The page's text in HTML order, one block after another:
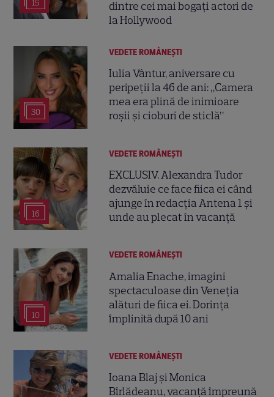
15
dintre cei mai bogați actori de
la Hollywood
30
VEDETE ROMÂNEŞTI
Iulia Vântur, aniversare cu
peripeții la 46 de ani: „Camera
mea era plină de inimioare
roșii și cioburi de sticlă”
16
VEDETE ROMÂNEŞTI
EXCLUSIV. Alexandra Tudor
dezvăluie ce face fiica ei când
ajunge în redacția Antena 1 și
unde au plecat în vacanță
10
VEDETE ROMÂNEŞTI
Amalia Enache, imagini
spectaculoase din Veneția
alături de fiica ei. Dorința
împlinită după 10 ani
VEDETE ROMÂNEŞTI
Ioana Blaj și Monica
Bîrlădeanu, vacanță împreună